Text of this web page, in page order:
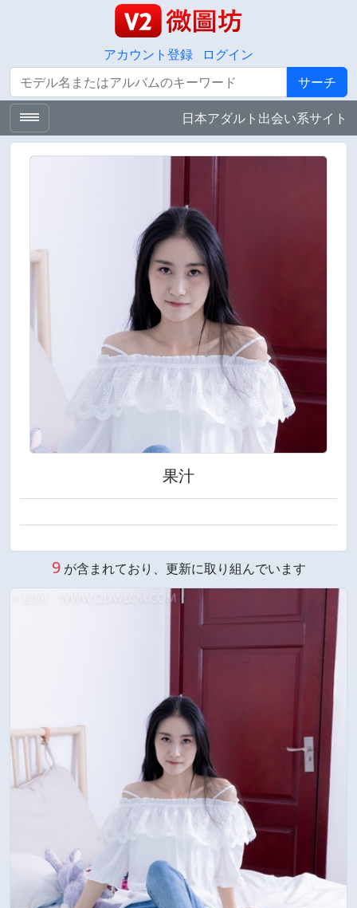
アカウント登録
ログイン
サーチ
サーチ
日本アダルト出会い系サイト
果汁
9が含まれており、更新に取り組んでいます